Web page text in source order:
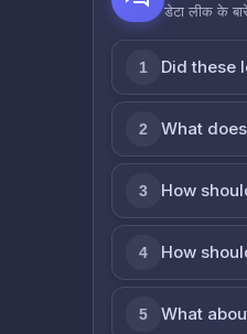
डेटा लीक के
1 Did these
2 What
3 How
4 How
5 What